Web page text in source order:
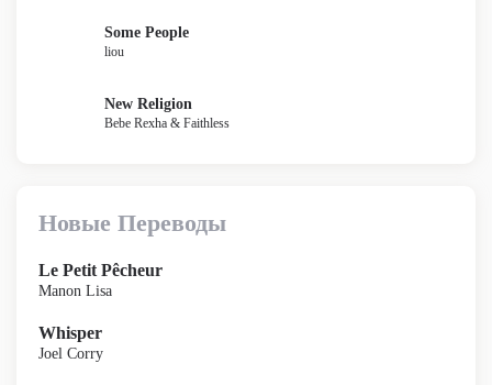
Some People
liou
New Religion
Bebe Rexha & Faithless
Новые Переводы
Le Petit Pêcheur
Manon Lisa
Whisper
Joel Corry